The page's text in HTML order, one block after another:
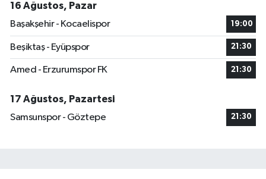
16 Ağustos, Pazar
Başakşehir - Kocaelispor
19:00
Beşiktaş - Eyüpspor 21:30
Amed - Erzurumspor FK 21:30
17 Ağustos, Pazartesi
Samsunspor - Göztepe
21:30